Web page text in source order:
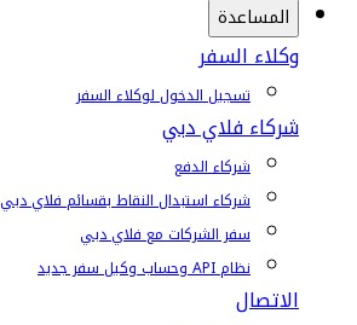
المساعدة
وكلاء السفر
تسجيل الدخول لوكلاء السفر
شركاء فلاي دبي
شركاء الدفع
شركاء استبدال النقاط بقسائم فلاي دبي
سفر الشركات مع فلاي دبي
نظام API وحساب وكيل سفر جديد
الاتصال